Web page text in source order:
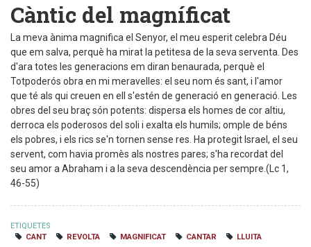
Càntic del magníficat
La meva ànima magnifica el Senyor, el meu esperit celebra Déu
que em salva, perquè ha mirat la petitesa de la seva serventa. Des
d'ara totes les generacions em diran benaurada, perquè el
Totpoderós obra en mi meravelles: el seu nom és sant, i l'amor
que té als qui creuen en ell s'estén de generació en generació. Les
obres del seu braç són potents: dispersa els homes de cor altiu,
derroca els poderosos del soli i exalta els humils; omple de béns
els pobres, i els rics se'n tornen sense res. Ha protegit Israel, el seu
servent, com havia promès als nostres pares; s'ha recordat del
seu amor a Abraham i a la seva descendència per sempre.(Lc 1,
46-55)
ETIQUETES
CANT
REVOLTA MAGNIFICAT CANTAR LLUITA